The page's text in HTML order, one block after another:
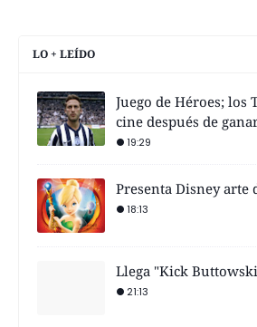
LO + LEÍDO
Juego de Héroes; los
cine después de
19:29
Presenta Disney arte
18:13
Llega "Kick
21:13